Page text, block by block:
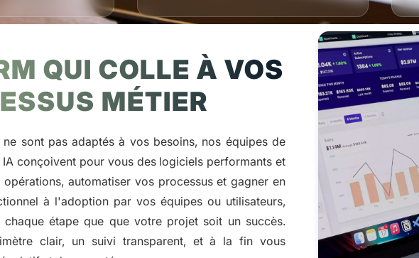
QUI COLLE À VOS
MÉTIER
sont pas adaptés à vos besoins, nos équipes de
conçoivent pour vous des logiciels performants et
automatiser vos processus et gagner en
à l'adoption par vos équipes ou utilisateurs,
étape que que votre projet soit un succès.
clair, un suivi transparent, et à la fin vous